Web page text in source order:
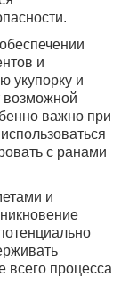
и
укупорку и
возможной
важно при
с ранами
и
всего процесса